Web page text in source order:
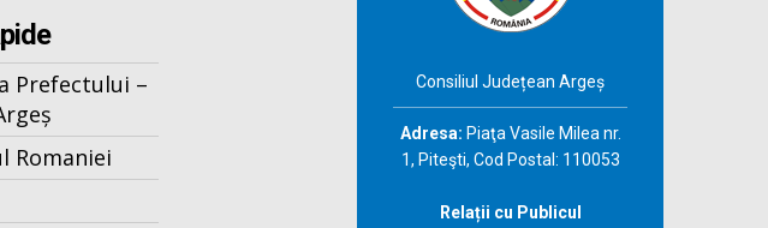
Prefectului –
Romaniei
Consiliul Județean Argeș
Adresa: Piaţa Vasile Milea nr.
1, Piteşti, Cod Postal: 110053
Relații cu Publicul